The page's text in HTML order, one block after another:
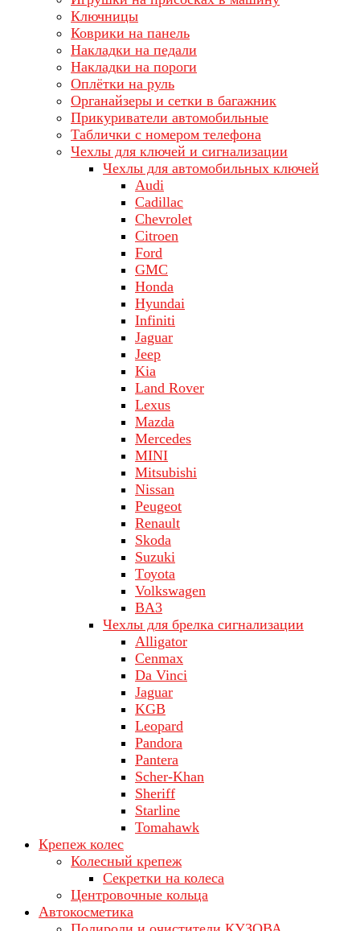
Ключницы
Коврики на панель
Накладки на педали
Накладки на пороги
Оплётки на руль
Органайзеры и сетки в багажник
Прикуриватели автомобильные
Таблички с номером телефона
Чехлы для ключей и сигнализации
Чехлы для автомобильных ключей
Audi
Cadillac
Chevrolet
Citroen
Ford
GMC
Honda
Hyundai
Infiniti
Jaguar
Jeep
Kia
Land Rover
Lехus
Mazda
Merсеdеs
MINI
Mitsubishi
Nissan
Peugeot
Renault
Skoda
Suzuki
Tоуоta
Volkswagen
ВA3
Чехлы для брелка сигнализации
Alligator
Cenmax
Da Vinci
Jaguar
KGB
Leopard
Pandora
Pantera
Scher-Khan
Sheriff
Starline
Tomahawk
Крепеж колес
Колесный крепеж
Секретки на колеса
Центровочные кольца
Автокосметика